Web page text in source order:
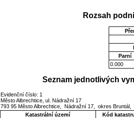
Rozsah
Parní
0.000
Seznam jednotlivých
Evidenční číslo: 1
Město Albrechtice, ul. Nádražní 17
793 95 Město Albrechtice, Nádražní 17, okres
Katastrální území
Kód